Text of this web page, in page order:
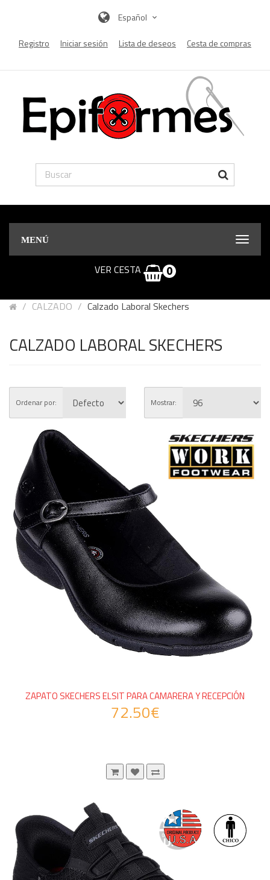
Español
Registro Iniciar sesión Lista de deseos Cesta de compras
MENÚ
VER CESTA 0
CALZADO Calzado Laboral Skechers
CALZADO LABORAL SKECHERS
Ordenar por: Mostrar:
ZAPATO SKECHERS ELSIT PARA CAMARERA Y RECEPCIÓN
72.50€